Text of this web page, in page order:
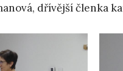
dřívější členka